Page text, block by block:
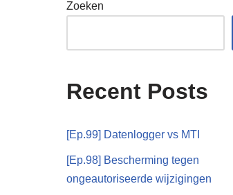
Zoeken
Recent Posts
[Ep.99] Datenlogger vs MTI
[Ep.98] Bescherming tegen
ongeautoriseerde wijzigingen